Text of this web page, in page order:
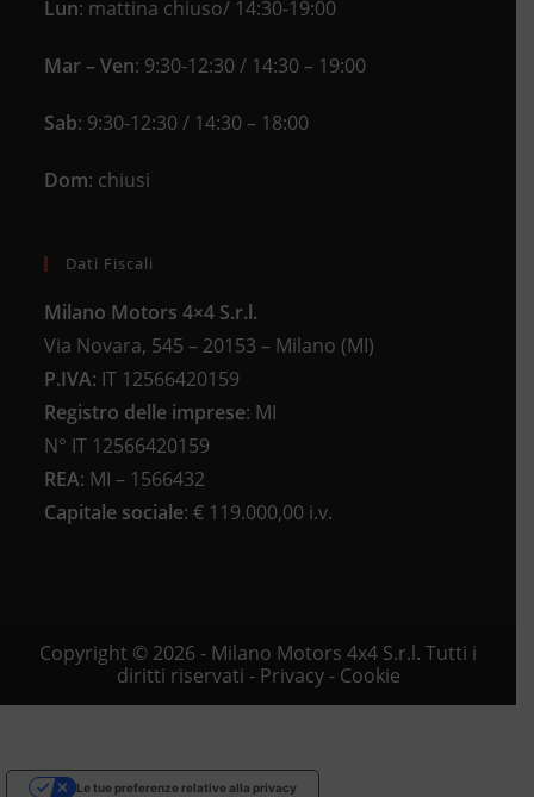
Lun: mattina chiuso/ 14:30-19:00
Mar – Ven: 9:30-12:30 / 14:30 – 19:00
Sab: 9:30-12:30 / 14:30 – 18:00
Dom: chiusi
Dati Fiscali
Milano Motors 4×4 S.r.l.
Via Novara, 545 – 20153 – Milano (MI)
P.IVA: IT 12566420159
Registro delle imprese: MI
N° IT 12566420159
REA: MI – 1566432
Capitale sociale: € 119.000,00 i.v.
Copyright © 2026 - Milano Motors 4x4 S.r.l. Tutti i
diritti riservati - Privacy- Cookie
Le tue preferenze relative alla privacy